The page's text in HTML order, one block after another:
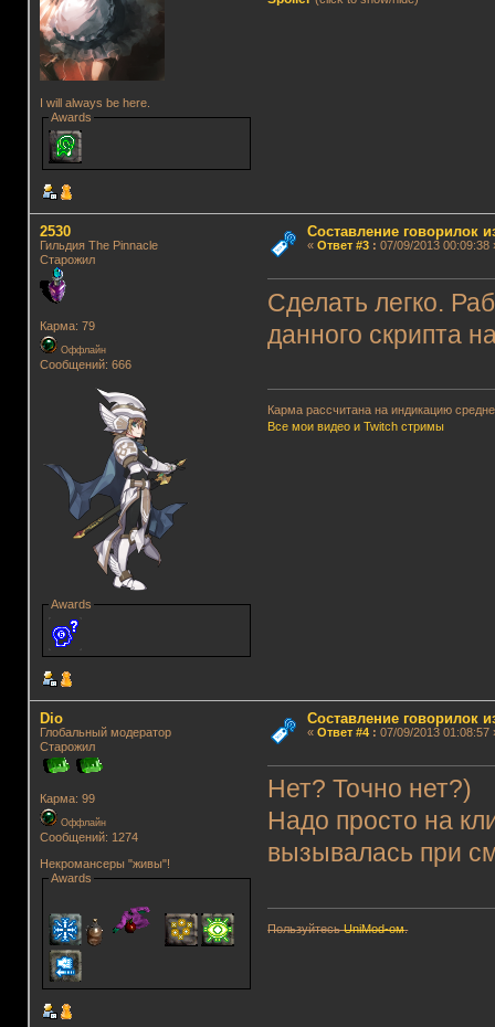
I will always be here.
Awards
2530
Гильдия The Pinnacle
Старожил
Карма: 79
Оффлайн
Сообщений: 666
Awards
Составление говорилок
« Ответ #3: 07/09/2013 00:09:38
Сделать легко.
данного скрипта
Карма рассчитана на индикацию
Все мои видео и Twitch стримы
Dio
Глобальный модератор
Старожил
Карма: 99
Оффлайн
Сообщений: 1274
Некромансеры "живы"!
Awards
Составление говорилок
« Ответ #4: 07/09/2013 01:08:57
Нет? Точно нет?)
Надо просто на
вызывалась при
ПользуйтесьUniMod-ом.